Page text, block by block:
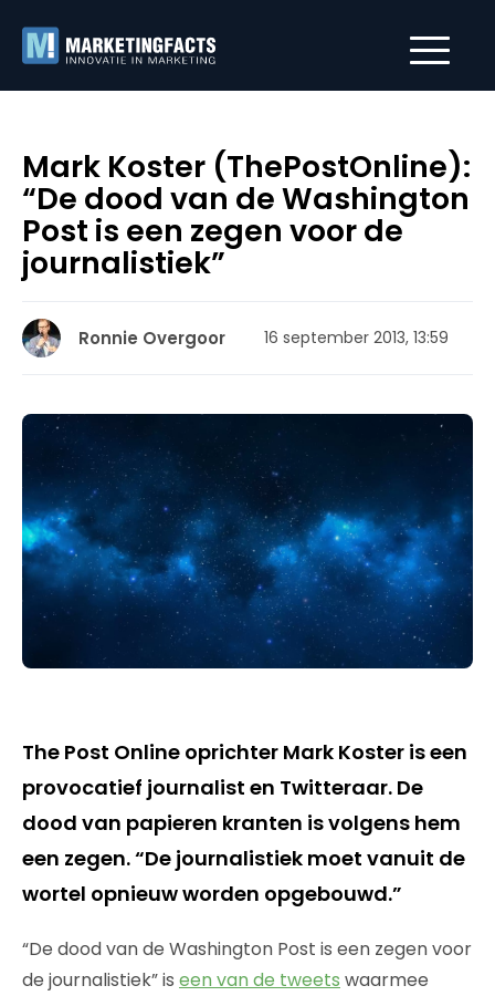
Mark Koster (ThePostOnline):
“De dood van de Washington
Post is een zegen voor de
journalistiek”
Ronnie Overgoor 16 september 2013, 13:59
The Post Online oprichter Mark Koster is een
provocatief journalist en Twitteraar. De
dood van papieren kranten is volgens hem
een zegen. “De journalistiek moet vanuit de
wortel opnieuw worden opgebouwd.”
“De dood van de Washington Post is een zegen voor
de journalistiek” is een van de tweets waarmee